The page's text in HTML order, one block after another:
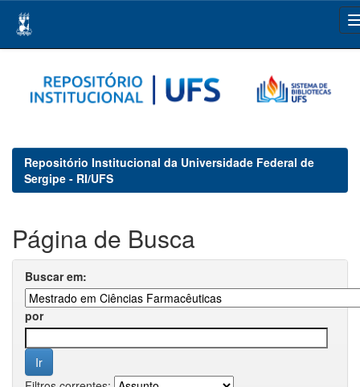
navigation
Repositório Institucional da Universidade Federal de
Sergipe - RI/UFS
Página de Busca
Buscar em:
por